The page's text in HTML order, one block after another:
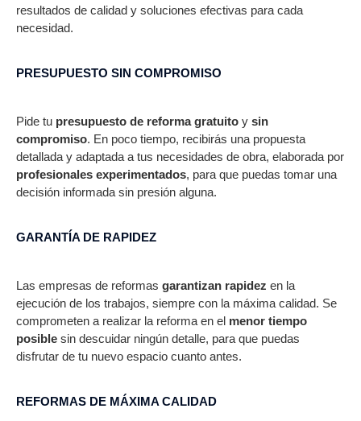
resultados de calidad y soluciones efectivas para cada
necesidad.
PRESUPUESTO SIN COMPROMISO
Pide tu presupuesto de reforma gratuito y sin
compromiso. En poco tiempo, recibirás una propuesta
detallada y adaptada a tus necesidades de obra, elaborada por
profesionales experimentados, para que puedas tomar una
decisión informada sin presión alguna.
GARANTÍA DE RAPIDEZ​
Las empresas de reformas garantizan rapidez en la
ejecución de los trabajos, siempre con la máxima calidad. Se
comprometen a realizar la reforma en el menor tiempo
posible sin descuidar ningún detalle, para que puedas
disfrutar de tu nuevo espacio cuanto antes.
REFORMAS DE MÁXIMA CALIDAD